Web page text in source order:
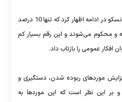
عضو هیأت مدیره کمیسیون یونسکو در ادامه اظهار کرد که تنها 10 درصد
و محکوم می‌شوند و این رقم بسیار کم
افکار عمومی را بازتاب داد.
موردهای ربوده شدن، دستگیری و
و بر این نظر است که این موردها به